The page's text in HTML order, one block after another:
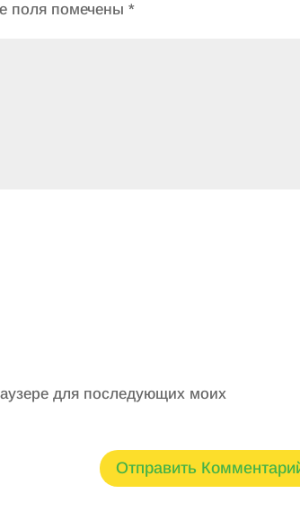
поля помечены*
для последующих моих